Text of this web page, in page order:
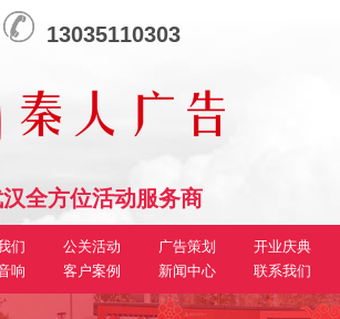
13035110303
全方位活动服务商
们 公关活动 广告策划
开业庆典
响 客户案例 新闻中心 联系我们